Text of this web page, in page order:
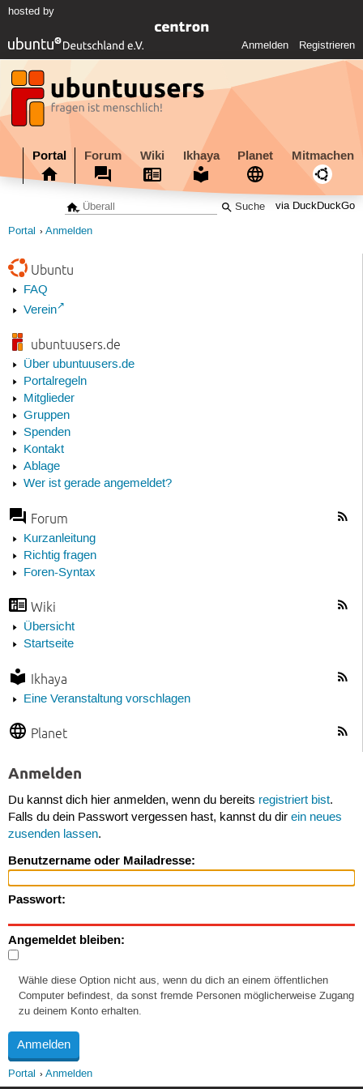
hosted by
Anmelden Registrieren
Portal Forum Wiki Ikhaya Planet Mitmachen
via DuckDuckGo
Portal Anmelden
Ubuntu
FAQ
Verein
ubuntuusers.de
Über ubuntuusers.de
Portalregeln
Mitglieder
Gruppen
Spenden
Kontakt
Ablage
Wer ist gerade angemeldet?
Forum
Kurzanleitung
Richtig fragen
Foren-Syntax
Wiki
Übersicht
Startseite
Ikhaya
Eine Veranstaltung vorschlagen
Planet
Anmelden
Du kannst dich hier anmelden, wenn du bereits registriert bist.
Falls du dein Passwort vergessen hast, kannst du dir ein neues
zusenden lassen.
Benutzername oder Mailadresse:
Passwort:
Angemeldet bleiben:
Wähle diese Option nicht aus, wenn du dich an einem öffentlichen
Computer befindest, da sonst fremde Personen möglicherweise Zugang
zu deinem Konto erhalten.
Portal Anmelden